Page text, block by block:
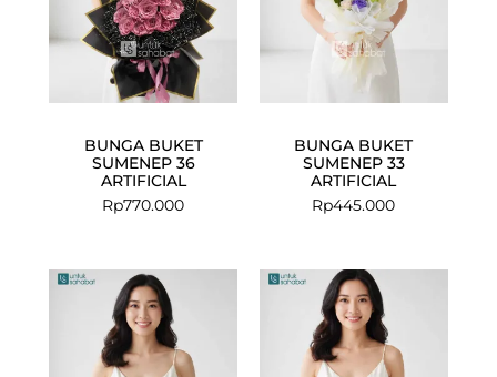
BUNGA BUKET
SUMENEP 36
ARTIFICIAL
Rp770.000
BUNGA BUKET
SUMENEP 33
ARTIFICIAL
Rp445.000